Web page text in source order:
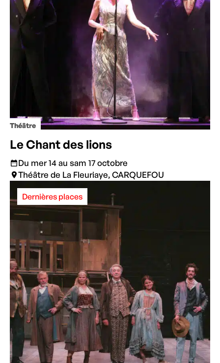
Théâtre
Le Chant des lions
Du mer 14 au sam 17 octobre
Théâtre de La Fleuriaye, CARQUEFOU
Dernières places